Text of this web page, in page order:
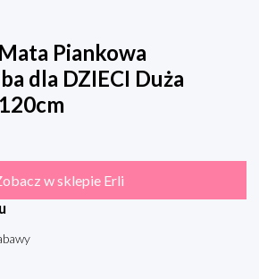
Piankowa
dla DZIECI Duża
w sklepie Erli